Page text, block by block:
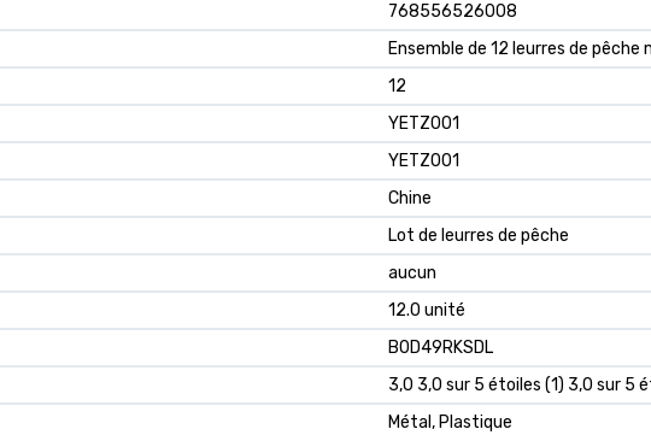
768556526008
Ensemble de 12 leurres de
12
YETZ001
YETZ001
Chine
Lot de leurres de pêche
aucun
12.0 unité
B0D49RKSDL
3,0 3,0 sur 5 étoiles (1) 3,0 sur 5
Métal, Plastique